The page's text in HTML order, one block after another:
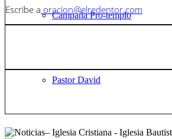
Campaña Pro-templo
Pastor David
Escribe a oracion@elredentor.com